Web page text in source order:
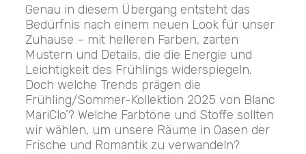
Genau in diesem Übergang entsteht das
Bedürfnis nach einem neuen Look für unser
Zuhause – mit helleren Farben, zarten
Mustern und Details, die die Energie und
Leichtigkeit des Frühlings widerspiegeln.
Doch welche Trends prägen die
Frühling/Sommer-Kollektion 2025 von Blanc
MariClo’? Welche Farbtöne und Stoffe sollten
wir wählen, um unsere Räume in Oasen der
Frische und Romantik zu verwandeln?